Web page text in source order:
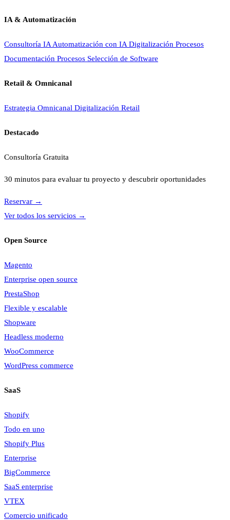
IA & Automatización
Consultoría IAAutomatización con IADigitalización Procesos
Documentación Procesos Selección de Software
Retail & Omnicanal
Estrategia Omnicanal Digitalización Retail
Destacado
Consultoría Gratuita
30 minutos para evaluar tu proyecto y descubrir oportunidades
Reservar →
Ver todos los servicios →
Open Source
Magento
Enterprise open source
PrestaShop
Flexible y escalable
Shopware
Headless moderno
WooCommerce
WordPress commerce
SaaS
Shopify
Todo en uno
Shopify Plus
Enterprise
BigCommerce
SaaS enterprise
VTEX
Comercio unificado